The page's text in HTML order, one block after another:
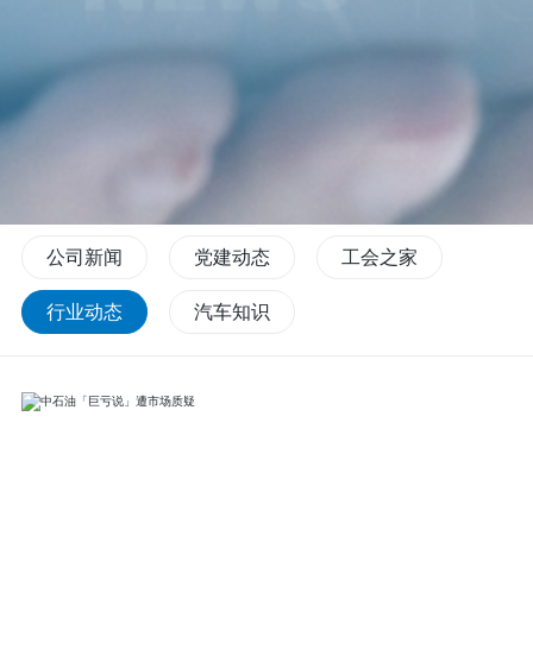
公司新闻 党建动态 工会之家
行业动态 汽车知识